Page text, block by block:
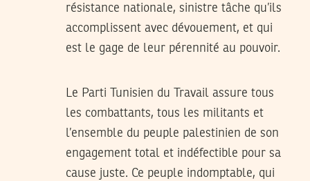
résistance nationale, sinistre tâche qu’ils
accomplissent avec dévouement, et qui
est le gage de leur pérennité au pouvoir.
Le Parti Tunisien du Travail assure tous
les combattants, tous les militants et
l’ensemble du peuple palestinien de son
engagement total et indéfectible pour sa
cause juste. Ce peuple indomptable, qui